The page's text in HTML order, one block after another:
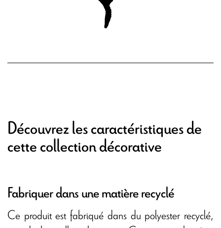
Découvrez les caractéristiques de
cette collection décorative
Fabriquer dans une matière recyclé
Ce produit est fabriqué dans du polyester recyclé,